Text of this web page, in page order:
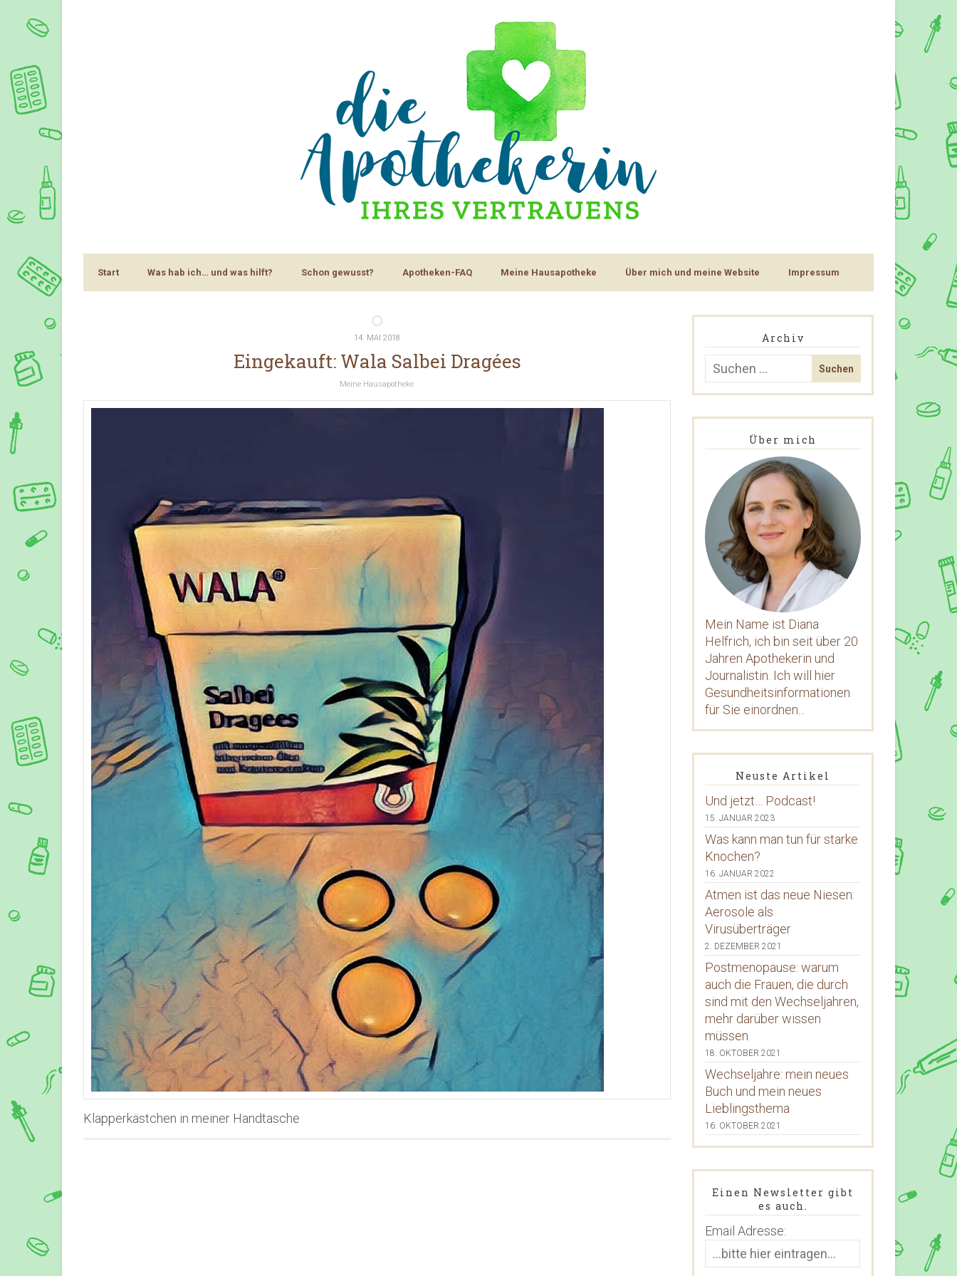
Start Was hab ich… und was hilft? Schon gewusst? Apotheken-FAQ Meine Hausapotheke Über mich und meine Website Impressum
14. MAI 2018
Eingekauft: Wala Salbei Dragées
Meine Hausapotheke
Klapperkästchen in meiner Handtasche
Archiv
Über mich
Mein Name ist Diana
Helfrich, ich bin seit über 20
Jahren Apothekerin und
Journalistin. Ich will hier
Gesundheitsinformationen
für Sie einordnen...
Neuste Artikel
Und jetzt… Podcast!
15. JANUAR 2023
Was kann man tun für starke
Knochen?
16. JANUAR 2022
Atmen ist das neue Niesen:
Aerosole als
Virusüberträger
2. DEZEMBER 2021
Postmenopause: warum
auch die Frauen, die durch
sind mit den Wechseljahren,
mehr darüber wissen
müssen
18. OKTOBER 2021
Wechseljahre: mein neues
Buch und mein neues
Lieblingsthema
16. OKTOBER 2021
Einen Newsletter gibt
es auch.
Email Adresse: